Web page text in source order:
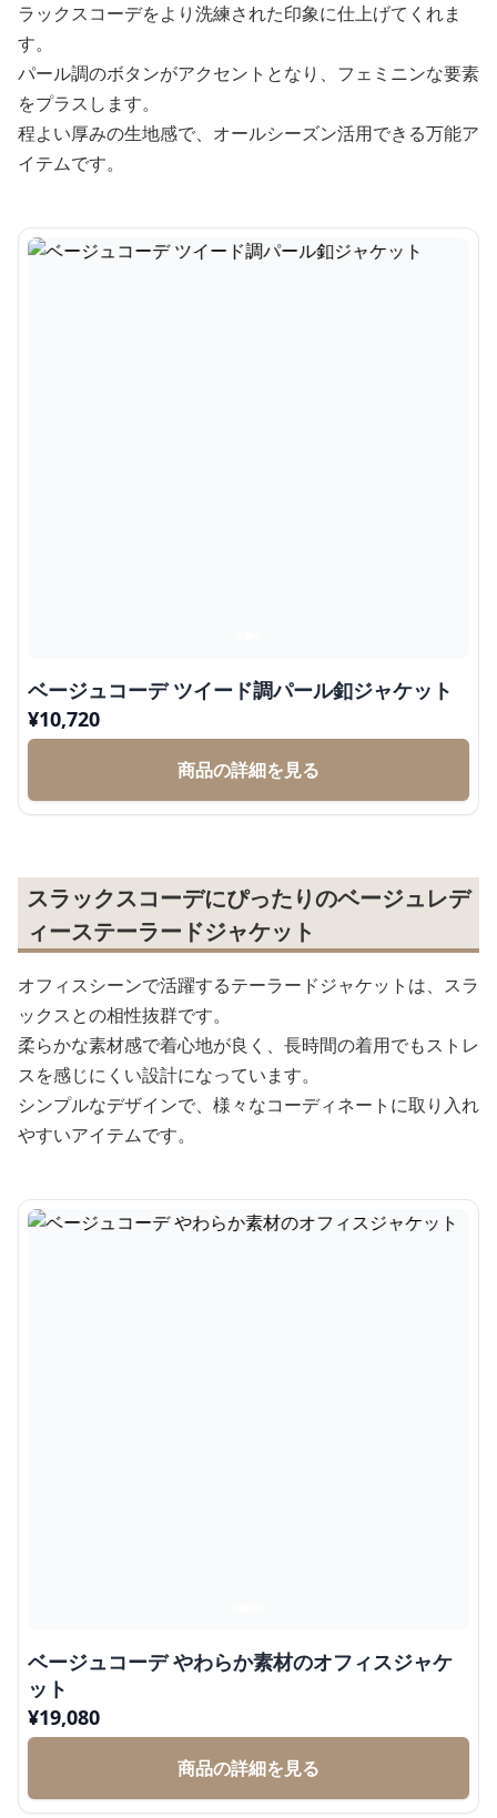
ラックスコーデをより洗練された印象に仕上げてくれま
す。
パール調のボタンがアクセントとなり、フェミニンな要素
をプラスします。
程よい厚みの生地感で、オールシーズン活用できる万能ア
イテムです。
ベージュコーデ ツイード調パール釦ジャケット
¥10,720
商品の詳細を見る
スラックスコーデにぴったりのベージュレデ
ィーステーラードジャケット
オフィスシーンで活躍するテーラードジャケットは、スラ
ックスとの相性抜群です。
柔らかな素材感で着心地が良く、長時間の着用でもストレ
スを感じにくい設計になっています。
シンプルなデザインで、様々なコーディネートに取り入れ
やすいアイテムです。
ベージュコーデ やわらか素材のオフィスジャケ
ット
¥19,080
商品の詳細を見る